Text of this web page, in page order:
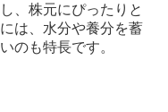
、株元にぴったりと
は、水分や養分を蓄
のも特長です。